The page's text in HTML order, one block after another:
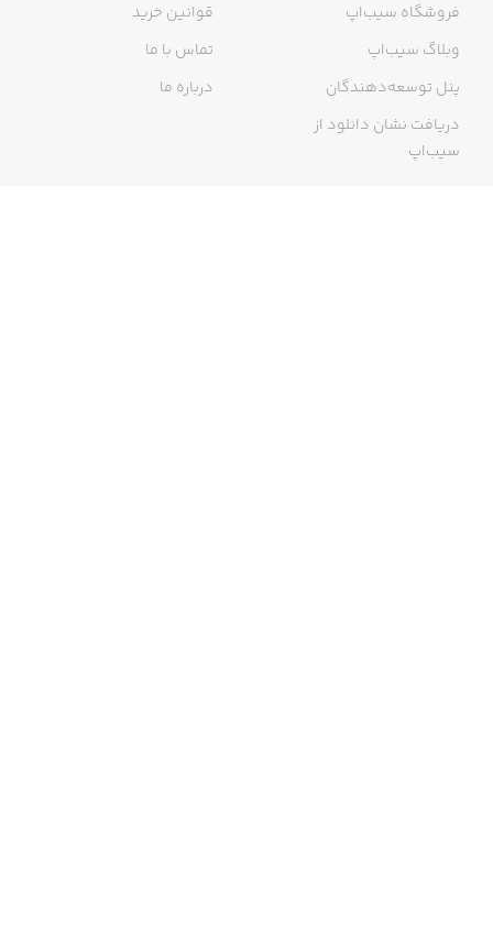
فروشگاه سیب‌اپ
وبلاگ سیب‌اپ
پنل توسعه‌دهندگان
دریافت نشان دانلود از
سیب‌اپ
قوانین خرید
تماس با ما
درباره ما